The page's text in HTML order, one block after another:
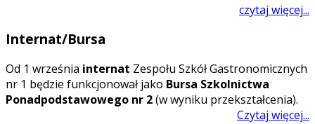
czytaj więcej...
Internat/Bursa
Od 1 września internat Zespołu Szkół Gastronomicznych
nr 1 będzie funkcjonował jako Bursa Szkolnictwa
Ponadpodstawowego nr 2(w wyniku przekształcenia).
Czytaj więcej...